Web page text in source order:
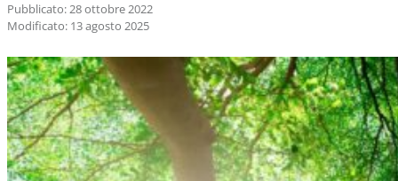
Pubblicato: 28 ottobre 2022
Modificato: 13 agosto 2025